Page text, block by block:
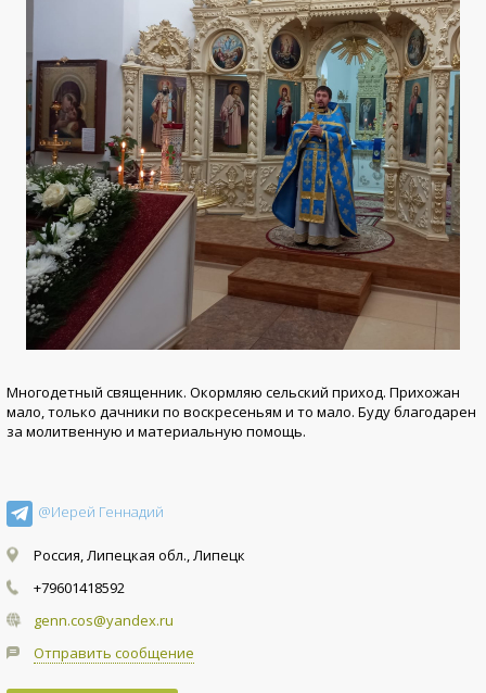
Многодетный священник. Окормляю сельский приход. Прихожан
мало, только дачники по воскресеньям и то мало. Буду благодарен
за молитвенную и материальную помощь.
@Иерей Геннадий
Россия, Липецкая обл., Липецк
+79601418592
genn.cos@yandex.ru
Отправить сообщение